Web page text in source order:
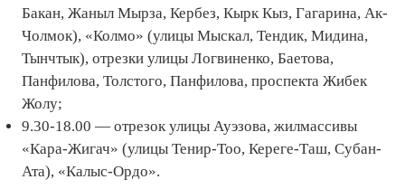
Бакан, Жаныл Мырза, Кербез, Кырк Кыз, Гагарина, Ак-
Чолмок), «Колмо» (улицы Мыскал, Тендик, Мидина,
Тынчтык), отрезки улицы Логвиненко, Баетова,
Панфилова, Толстого, Панфилова, проспекта Жибек
Жолу;
9.30-18.00 — отрезок улицы Ауэзова, жилмассивы
«Кара-Жигач» (улицы Тенир-Тоо, Кереге-Таш, Субан-
Ата), «Калыс-Ордо».